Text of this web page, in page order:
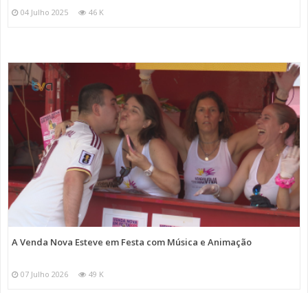
04 Julho 2025 46 K
A Venda Nova Esteve em Festa com Música e Animação
07 Julho 2026 49 K